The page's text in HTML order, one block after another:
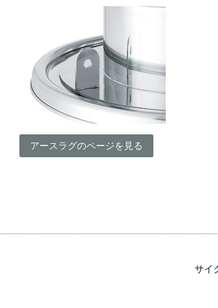
アースラグのページを見る
サイ